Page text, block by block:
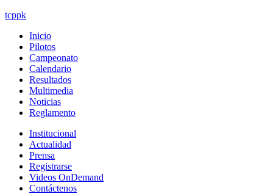
tcppk
Inicio
Pilotos
Campeonato
Calendario
Resultados
Multimedia
Noticias
Reglamento
Institucional
Actualidad
Prensa
Registrarse
Videos OnDemand
Contáctenos